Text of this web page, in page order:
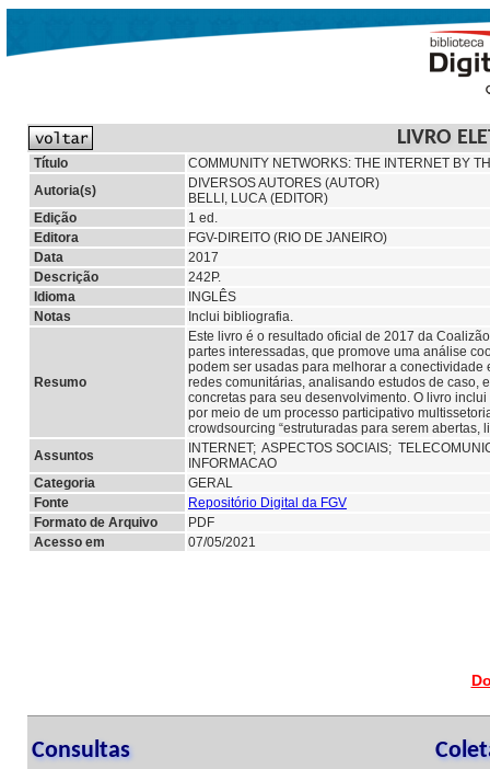
LIVRO
Título
COMMUNITY NETWORKS: THE INTERNET BY
Autoria(s)
DIVERSOS AUTORES (AUTOR)
BELLI, LUCA (EDITOR)
Edição
1 ed.
Editora
FGV-DIREITO (RIO DE JANEIRO)
Data
2017
Descrição
242P.
Idioma
INGLÊS
Notas
Inclui bibliografia.
Resumo
Este livro é o resultado oficial de 2017 da
partes interessadas, que promove uma análise
podem ser usadas para melhorar a
redes comunitárias, analisando estudos de caso,
concretas para seu desenvolvimento. O livro
por meio de um processo participativo
crowdsourcing “estruturadas para serem
Assuntos
INTERNET; ASPECTOS SOCIAIS;
INFORMACAO
Categoria
GERAL
Fonte
Repositório Digital da FGV
Formato de Arquivo
PDF
Acesso em
07/05/2021
Consultas